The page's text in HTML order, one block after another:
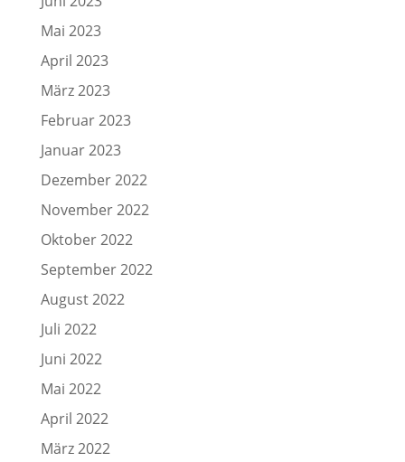
Mai 2023
April 2023
März 2023
Februar 2023
Januar 2023
Dezember 2022
November 2022
Oktober 2022
September 2022
August 2022
Juli 2022
Juni 2022
Mai 2022
April 2022
März 2022